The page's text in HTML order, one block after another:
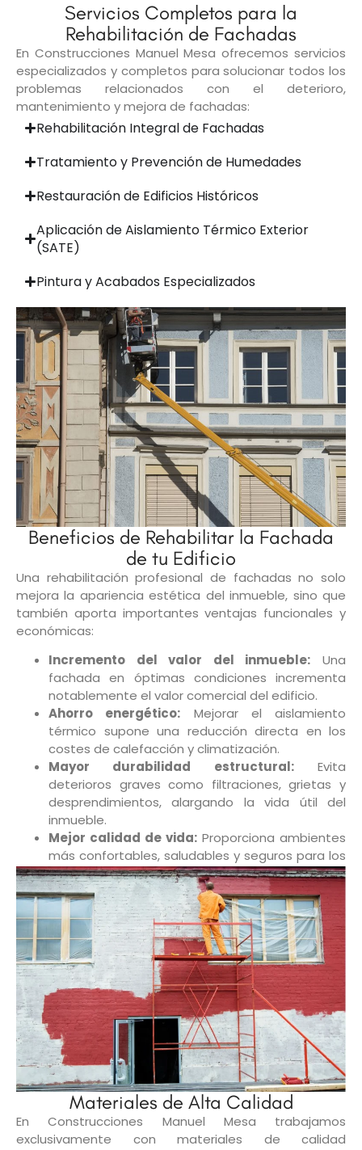
Servicios Completos para la
Rehabilitación de Fachadas
En Construcciones Manuel Mesa ofrecemos servicios
especializados y completos para solucionar todos los
problemas relacionados con el deterioro,
mantenimiento y mejora de fachadas:
Rehabilitación Integral de Fachadas
Tratamiento y Prevención de Humedades
Restauración de Edificios Históricos
Aplicación de Aislamiento Térmico Exterior
(SATE)
Pintura y Acabados Especializados
Beneficios de Rehabilitar la Fachada
de tu Edificio
Una rehabilitación profesional de fachadas no solo
mejora la apariencia estética del inmueble, sino que
también aporta importantes ventajas funcionales y
económicas:
Incremento del valor del inmueble: Una
fachada en óptimas condiciones incrementa
notablemente el valor comercial del edificio.
Ahorro energético: Mejorar el aislamiento
térmico supone una reducción directa en los
costes de calefacción y climatización.
Mayor durabilidad estructural:Evita
deterioros graves como filtraciones, grietas y
desprendimientos, alargando la vida útil del
inmueble.
Mejor calidad de vida: Proporciona ambientes
más confortables, saludables y seguros para los
habitantes del edificio.
Materiales de Alta Calidad
En Construcciones Manuel Mesa trabajamos
exclusivamente con materiales de calidad